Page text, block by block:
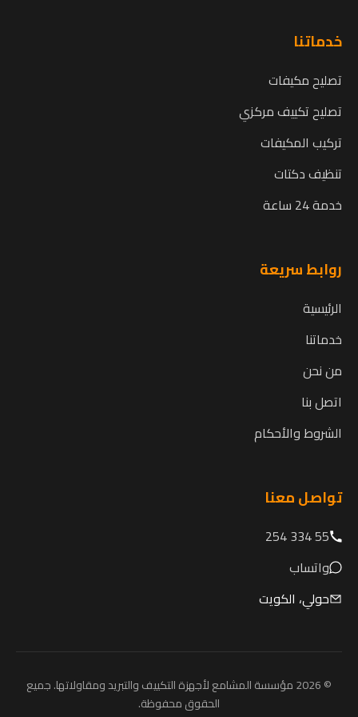
خدماتنا
تصليح مكيفات
تصليح تكييف مركزي
تركيب المكيفات
تنظيف دكتات
خدمة 24 ساعة
روابط سريعة
الرئيسية
خدماتنا
من نحن
اتصل بنا
الشروط والأحكام
تواصل معنا
55 334 254
واتساب
حولي، الكويت
© 2026 مؤسسة المشامع لأجهزة التكييف والتبريد ومقاولاتها. جميع
الحقوق محفوظة.